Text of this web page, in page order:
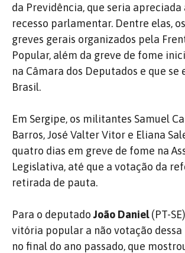
da Previdência, que seria apreciada
recesso parlamentar. Dentre elas,
greves gerais organizados pela
Popular, além da greve de fome
na Câmara dos Deputados e que se
Brasil.
Em Sergipe, os militantes Samuel
Barros, José Valter Vitor e Eliana
quatro dias em greve de fome na
Legislativa, até que a votação da
retirada de pauta.
Para o deputadoJoão Daniel(PT-
vitória popular a não votação
no final do ano passado, que